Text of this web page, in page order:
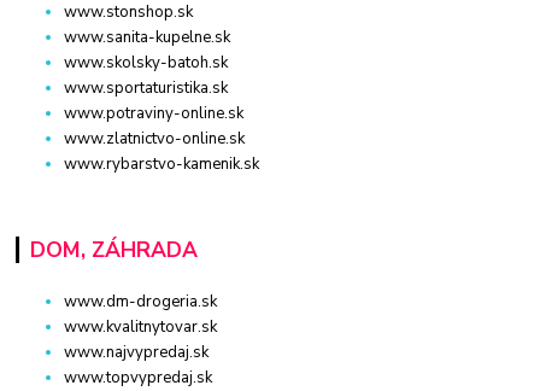
www.stonshop.sk
www.sanita-kupelne.sk
www.skolsky-batoh.sk
www.sportaturistika.sk
www.potraviny-online.sk
www.zlatnictvo-online.sk
www.rybarstvo-kamenik.sk
DOM, ZÁHRADA
www.dm-drogeria.sk
www.kvalitnytovar.sk
www.najvypredaj.sk
www.topvypredaj.sk